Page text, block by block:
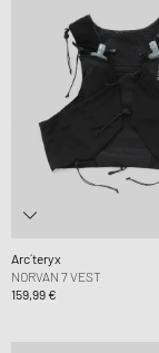
Arc´teryx
NORVAN 7 VEST
159,99 €